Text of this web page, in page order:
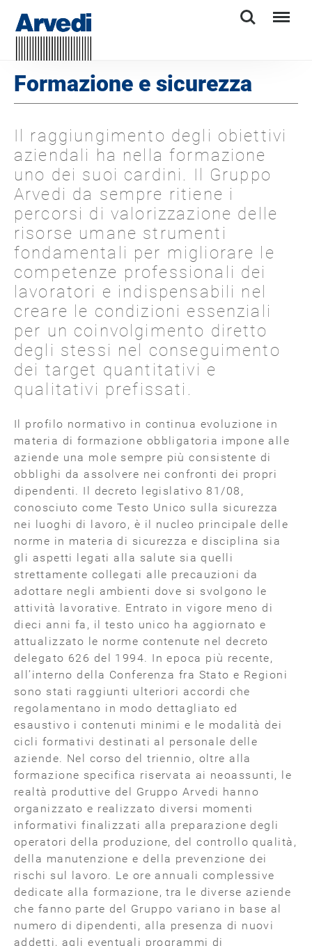
Search Menu
Formazione e sicurezza
Il raggiungimento degli obiettivi
aziendali ha nella formazione
uno dei suoi cardini. Il Gruppo
Arvedi da sempre ritiene i
percorsi di valorizzazione delle
risorse umane strumenti
fondamentali per migliorare le
competenze professionali dei
lavoratori e indispensabili nel
creare le condizioni essenziali
per un coinvolgimento diretto
degli stessi nel conseguimento
dei target quantitativi e
qualitativi prefissati.
Il profilo normativo in continua evoluzione in
materia di formazione obbligatoria impone alle
aziende una mole sempre più consistente di
obblighi da assolvere nei confronti dei propri
dipendenti. Il decreto legislativo 81/08,
conosciuto come Testo Unico sulla sicurezza
nei luoghi di lavoro, è il nucleo principale delle
norme in materia di sicurezza e disciplina sia
gli aspetti legati alla salute sia quelli
strettamente collegati alle precauzioni da
adottare negli ambienti dove si svolgono le
attività lavorative. Entrato in vigore meno di
dieci anni fa, il testo unico ha aggiornato e
attualizzato le norme contenute nel decreto
delegato 626 del 1994. In epoca più recente,
all’interno della Conferenza fra Stato e Regioni
sono stati raggiunti ulteriori accordi che
regolamentano in modo dettagliato ed
esaustivo i contenuti minimi e le modalità dei
cicli formativi destinati al personale delle
aziende. Nel corso del triennio, oltre alla
formazione specifica riservata ai neoassunti, le
realtà produttive del Gruppo Arvedi hanno
organizzato e realizzato diversi momenti
informativi finalizzati alla preparazione degli
operatori della produzione, del controllo qualità,
della manutenzione e della prevenzione dei
rischi sul lavoro. Le ore annuali complessive
dedicate alla formazione, tra le diverse aziende
che fanno parte del Gruppo variano in base al
numero di dipendenti, alla presenza di nuovi
addetti, agli eventuali programmi di